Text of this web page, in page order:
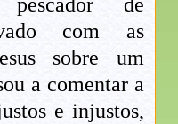
com as
sobre um
a comentar a
e injustos,